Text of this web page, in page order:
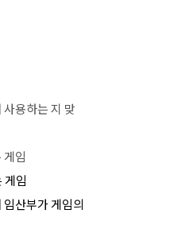
용하는 지 맞
임
게임
산부가 게임의